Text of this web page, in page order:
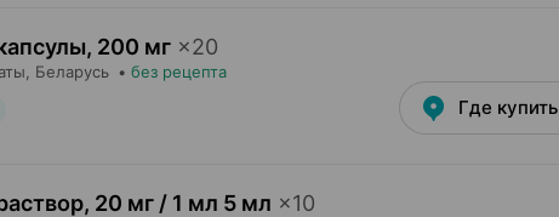
, 200 мг ×20
, Беларусь • без рецепта
Где купить
, 20 мг / 1 мл 5 мл ×10